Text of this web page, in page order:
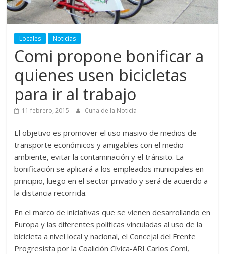
Locales Noticias
Comi propone bonificar a
quienes usen bicicletas
para ir al trabajo
11 febrero, 2015 Cuna de la Noticia
El objetivo es promover el uso masivo de medios de
transporte económicos y amigables con el medio
ambiente, evitar la contaminación y el tránsito. La
bonificación se aplicará a los empleados municipales en
principio, luego en el sector privado y será de acuerdo a
la distancia recorrida.
En el marco de iniciativas que se vienen desarrollando en
Europa y las diferentes políticas vinculadas al uso de la
bicicleta a nivel local y nacional, el Concejal del Frente
Progresista por la Coalición Cívica-ARI Carlos Comi,